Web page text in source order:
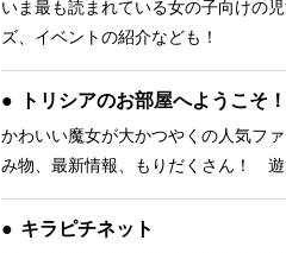
いま最も読まれている女の子向けの
ズ、イベントの紹介なども！
トリシアのお部屋へようこそ！
かわいい魔女が大かつやくの人気フ
み物、最新情報、もりだくさん！
キラピチネット